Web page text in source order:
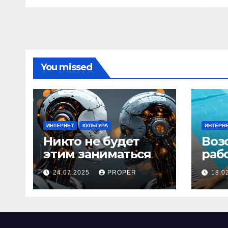
You missed
ИНТЕРНЕТ КУЛЬТУРА
Никто не будет
этим заниматься
24.07.2025 PROPER